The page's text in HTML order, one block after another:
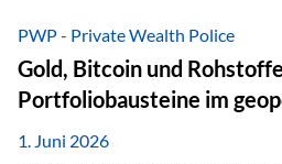
trotz Herausforderungen Die
Rahmenbedingungen bleiben
Unsicherheiten, eine verhaltene
eine schwächere Nachfrage in
beeinflussen auch die
PWP - Private Wealth Police
Gold, Bitcoin und
Portfoliobausteine im
1. Juni 2026